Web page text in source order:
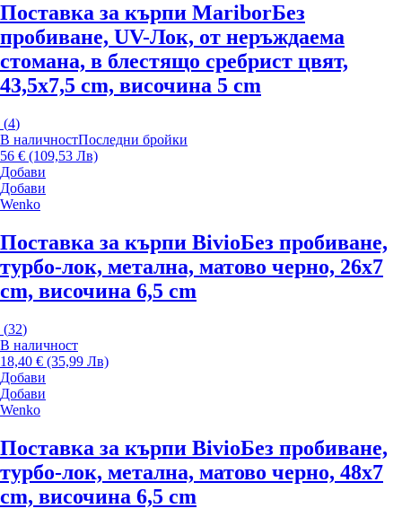
Поставка за кърпи MariborБез
пробиване, UV-Лок, от неръждаема
стомана, в блестящо сребрист цвят,
43,5x7,5 cm, височина 5 cm
(4)
В наличностПоследни бройки
56 € (109,53 Лв)
Добави
Добави
Wenko
Поставка за кърпи BivioБез пробиване,
турбо-лок, метална, матово черно, 26x7
cm, височина 6,5 cm
(32)
В наличност
18,40 € (35,99 Лв)
Добави
Добави
Wenko
Поставка за кърпи BivioБез пробиване,
турбо-лок, метална, матово черно, 48x7
cm, височина 6,5 cm